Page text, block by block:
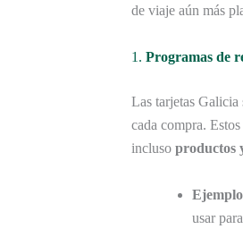
de viaje aún más
1. Programas de
Las tarjetas Galicia
cada compra.
incluso productos
usar